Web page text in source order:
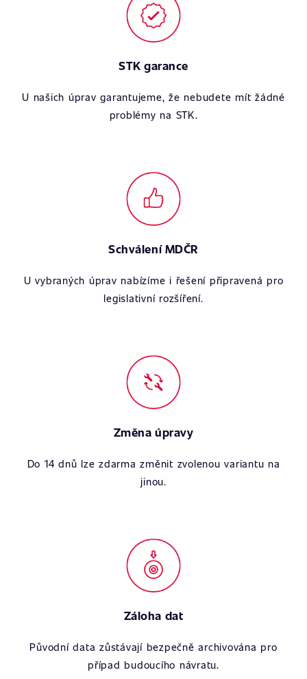
STK garance
U našich úprav garantujeme, že nebudete mít žádné
problémy na STK.
Schválení MDČR
U vybraných úprav nabízíme i řešení připravená pro
legislativní rozšíření.
Změna úpravy
Do 14 dnů lze zdarma změnit zvolenou variantu na
jinou.
Záloha dat
Původní data zůstávají bezpečně archivována pro
případ budoucího návratu.